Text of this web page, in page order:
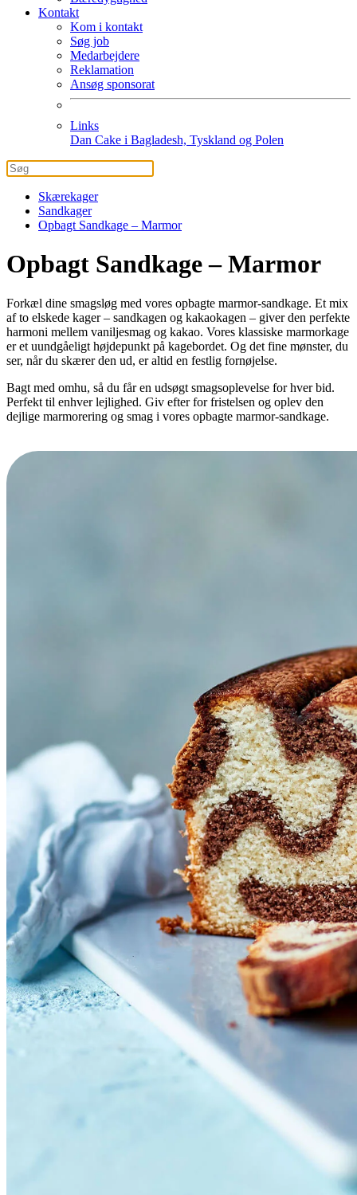
Kontakt
Kom i kontakt
Søg job
Medarbejdere
Reklamation
Ansøg sponsorat
Links
Dan Cake i Bagladesh, Tyskland og Polen
Skærekager
Sandkager
Opbagt Sandkage – Marmor
Opbagt Sandkage – Marmor
Forkæl dine smagsløg med vores opbagte marmor-sandkage. Et mix
af to elskede kager – sandkagen og kakaokagen – giver den perfekte
harmoni mellem vaniljesmag og kakao. Vores klassiske marmorkage
er et uundgåeligt højdepunkt på kagebordet. Og det fine mønster, du
ser, når du skærer den ud, er altid en festlig fornøjelse.
Bagt med omhu, så du får en udsøgt smagsoplevelse for hver bid.
Perfekt til enhver lejlighed. Giv efter for fristelsen og oplev den
dejlige marmorering og smag i vores opbagte marmor-sandkage.